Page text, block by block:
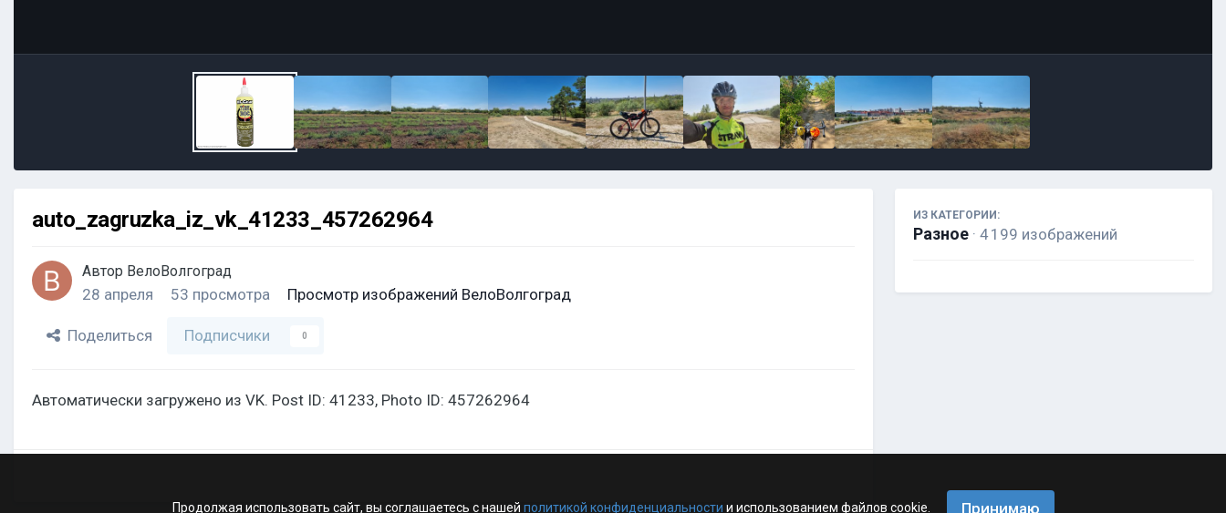
auto_zagruzka_iz_vk_41233_457262964
Автор ВелоВолгоград
28 апреля 53 просмотра Просмотр изображений ВелоВолгоград
Поделиться Подписчики 0
Автоматически загружено из VK. Post ID: 41233, Photo ID: 457262964
ИЗ КАТЕГОРИИ:
Разное · 4 199 изображений
Продолжая использовать сайт, вы соглашаетесь с нашей политикой конфиденциальности и использованием файлов cookie. Принимаю